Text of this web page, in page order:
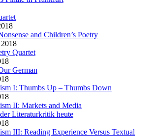
and Children’s Poetry
Quartet
German
I: Thumbs Up – Thumbs Down
II: Markets and Media
Literaturkritik heute
III: Reading Experience Versus Textual